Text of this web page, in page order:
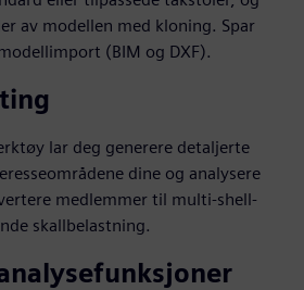
av modellen med kloning. Spar
(BIM og DXF).
lar deg generere detaljerte
dine og analysere
medlemmer til multi-shell-
skallbelastning.